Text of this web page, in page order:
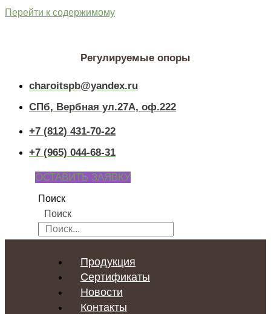
Перейти к содержимому
Регулируемые опоры
charoitspb@yandex.ru
СПб, Вербная ул.27А, оф.222
+7 (812) 431-70-22
+7 (965) 044-68-31
ОСТАВИТЬ ЗАЯВКУ
Поиск
Поиск
Продукция
Сертификаты
Новости
Контакты